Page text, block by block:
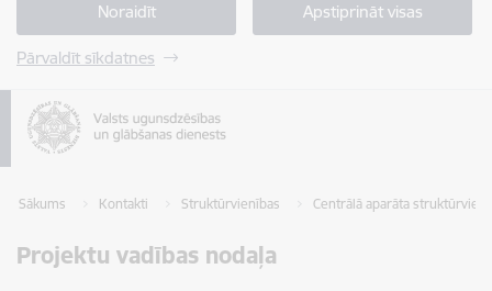
Noraidīt Apstiprināt visas
Pārvaldīt sīkdatnes
Sākums Kontakti Struktūrvienības Centrālā aparāta
Projektu vadības nodaļa